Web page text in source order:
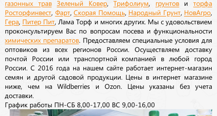
газонных трав Зеленый Ковер,Трифолиум грунтовиторфа
Росторфинвест Фарт, Скорая Помощь Народный Грунт, НовАгро
Гера Питер Пит , Лама Торф и многих других. Мы с удовольствием
проконсультируем Вас по вопросам посева и функциональности
химических препаратов. Предоставляем специальные условия для
оптовиков из всех регионов России. Осуществляем доставку
почтой России или транспортной компанией в любой город
России. С 2016 года на нашем сайте работает интернет-магазин
семян и другой садовой продукции. Цены в интернет магазине
ниже, чем на Wildberries и Ozon. Цены указаны без учета
доставки.
График работы ПН-СБ 8,00-17,00 ВС 9,00-16,00